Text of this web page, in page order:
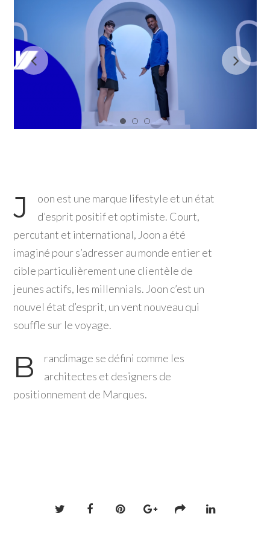
J
oon est une marque lifestyle et un état
d’esprit positif et optimiste. Court,
percutant et international, Joon a été
imaginé pour s’adresser au monde entier et
cible particulièrement une clientèle de
jeunes actifs, les millennials. Joon c’est un
nouvel état d’esprit, un vent nouveau qui
souffle sur le voyage.
B
randimage se défini comme les
architectes et designers de
positionnement de Marques.